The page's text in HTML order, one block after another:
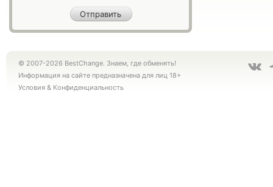
© 2007-2026 BestChange. Знаем, где обменять!
Информация на сайте предназначена для лиц 18+
Условия & Конфиденциальность